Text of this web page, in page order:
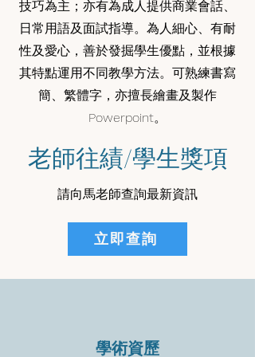
技巧為主；亦有為成人提供商業會話、
日常用語及面試指導。為人細心、有耐
性及愛心，善於發掘學生優點，並根據
其特點運用不同教學方法。可熟練書寫
簡、繁體字，亦擅長繪畫及製作
Powerpoint。
老師往績/學生獎項
請向馬老師查詢最新資訊
立即查詢
學術資歷